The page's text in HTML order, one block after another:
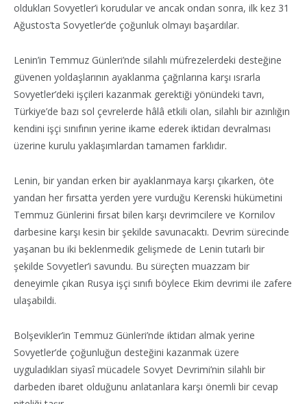
oldukları Sovyetler’i korudular ve ancak ondan sonra, ilk kez 31
Ağustos’ta Sovyetler’de çoğunluk olmayı başardılar.
Lenin’in Temmuz Günleri’nde silahlı müfrezelerdeki desteğine
güvenen yoldaşlarının ayaklanma çağrılarına karşı ısrarla
Sovyetler’deki işçileri kazanmak gerektiği yönündeki tavrı,
Türkiye’de bazı sol çevrelerde hâlâ etkili olan, silahlı bir azınlığın
kendini işçi sınıfının yerine ikame ederek iktidarı devralması
üzerine kurulu yaklaşımlardan tamamen farklıdır.
Lenin, bir yandan erken bir ayaklanmaya karşı çıkarken, öte
yandan her fırsatta yerden yere vurduğu Kerenski hükümetini
Temmuz Günlerini fırsat bilen karşı devrimcilere ve Kornilov
darbesine karşı kesin bir şekilde savunacaktı. Devrim sürecinde
yaşanan bu iki beklenmedik gelişmede de Lenin tutarlı bir
şekilde Sovyetler’i savundu. Bu süreçten muazzam bir
deneyimle çıkan Rusya işçi sınıfı böylece Ekim devrimi ile zafere
ulaşabildi.
Bolşevikler’in Temmuz Günleri’nde iktidarı almak yerine
Sovyetler’de çoğunluğun desteğini kazanmak üzere
uyguladıkları siyasî mücadele Sovyet Devrimi’nin silahlı bir
darbeden ibaret olduğunu anlatanlara karşı önemli bir cevap